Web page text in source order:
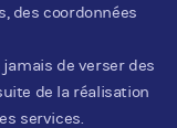
des coordonnées
jamais de verser des
de la réalisation
services.